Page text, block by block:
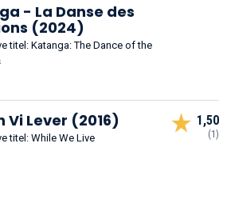
- La Danse des
(2024)
titel: Katanga: The Dance of the
Vi Lever (2016)
titel: While We Live
1,50
(1)